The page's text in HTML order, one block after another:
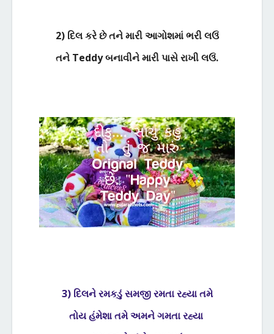
2) દિલ કરે છે તને મારી આગોશમાં ભરી લઉં
તને Teddyબનાવીને મારી પાસે રાખી લઉં.
3) દિલને રમકડું સમજી રમતા રહ્યા તમે
તોય હંમેશા તમે અમને ગમતા રહ્યા